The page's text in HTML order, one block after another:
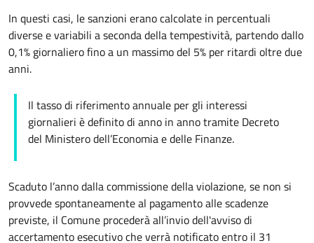
In questi casi, le sanzioni erano calcolate in percentuali
diverse e variabili a seconda della tempestività, partendo dallo
0,1% giornaliero fino a un massimo del 5% per ritardi oltre due
anni.
Il tasso di riferimento annuale per gli interessi
giornalieri è definito di anno in anno tramite Decreto
del Ministero dell’Economia e delle Finanze.
Scaduto l’anno dalla commissione della violazione, se non si
provvede spontaneamente al pagamento alle scadenze
previste, il Comune procederà all’invio dell'avviso di
accertamento esecutivo che verrà notificato entro il 31